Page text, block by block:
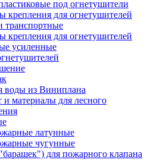
под огнетушители
крепления для огнетушителей
транспортные
крепления для огнетушителей
усиленные
воды из Виниплана
материалы для лесного
латунные
чугунные
для пожарного клапана